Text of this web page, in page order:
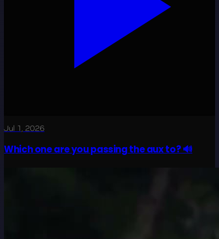
Jul 1, 2026
Which one are you passing the aux to? 🔊